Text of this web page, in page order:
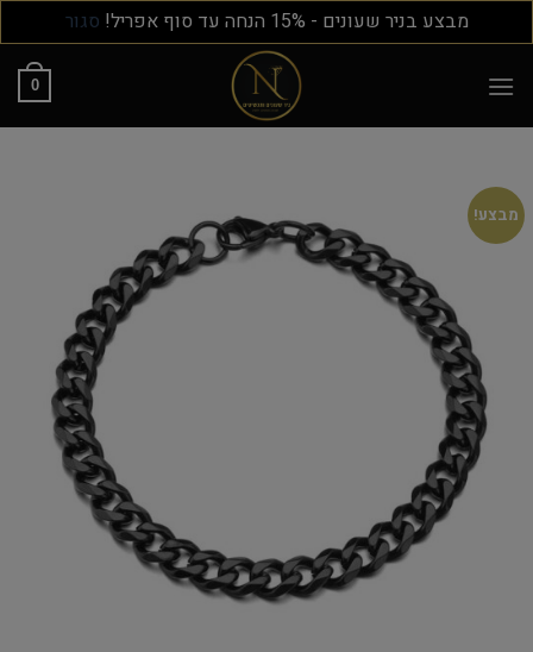
מבצע בניר שעונים - 15% הנחה עד סוף אפריל! סגור
0
מבצע!